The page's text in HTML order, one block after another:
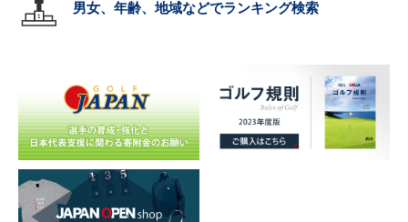
男女、年齢、地域などでランキング検索